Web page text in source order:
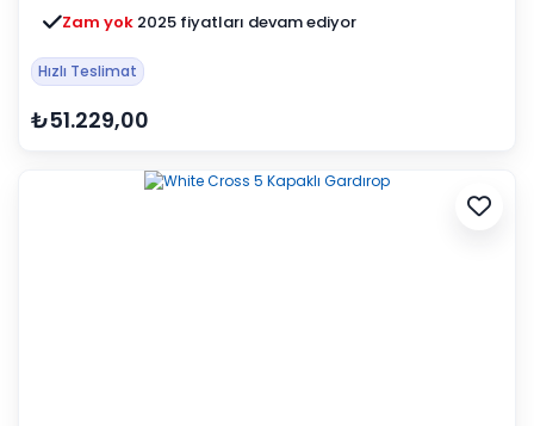
Zam yok 2025 fiyatları devam ediyor
Hızlı Teslimat
₺51.229,00